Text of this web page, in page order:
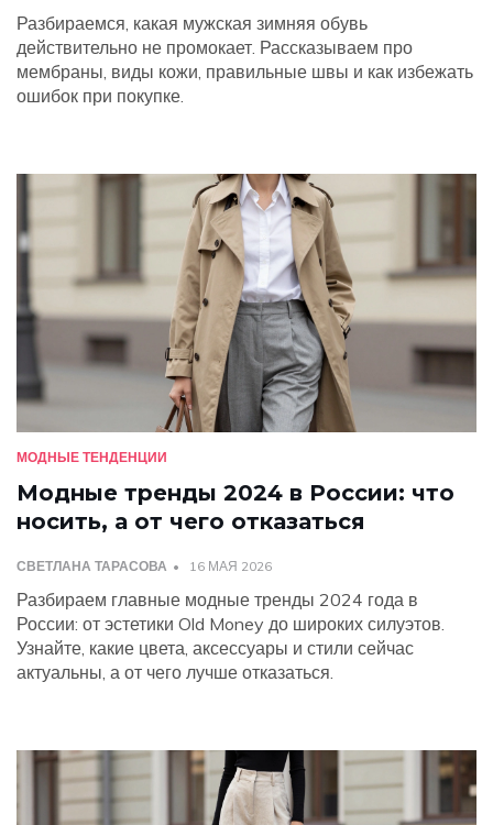
Разбираемся, какая мужская зимняя обувь
действительно не промокает. Рассказываем про
мембраны, виды кожи, правильные швы и как избежать
ошибок при покупке.
МОДНЫЕ ТЕНДЕНЦИИ
Модные тренды 2024 в России: что
носить, а от чего отказаться
СВЕТЛАНА ТАРАСОВА 16 МАЯ 2026
Разбираем главные модные тренды 2024 года в
России: от эстетики Old Money до широких силуэтов.
Узнайте, какие цвета, аксессуары и стили сейчас
актуальны, а от чего лучше отказаться.